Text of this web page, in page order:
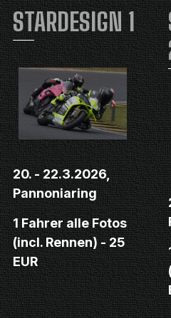
STARDESIGN 1
20. - 22.3.2026,
Pannoniaring
1 Fahrer alle Fotos
(incl. Rennen) - 25
EUR